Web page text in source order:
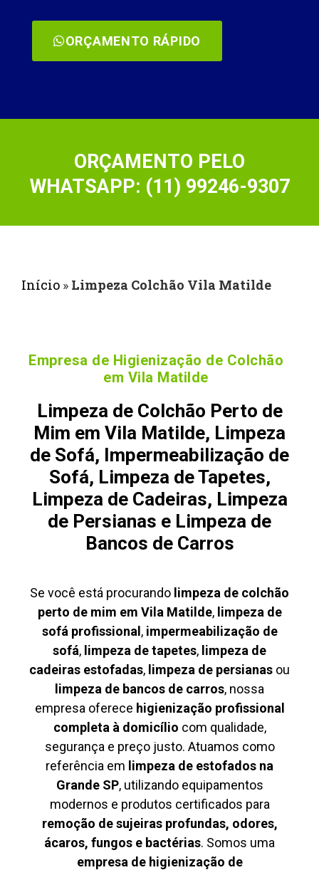
ORÇAMENTO RÁPIDO
ORÇAMENTO PELO
WHATSAPP: (11) 99246-9307
Início » Limpeza Colchão Vila Matilde
Empresa de Higienização de Colchão
em Vila Matilde
Limpeza de Colchão Perto de
Mim em Vila Matilde, Limpeza
de Sofá, Impermeabilização de
Sofá, Limpeza de Tapetes,
Limpeza de Cadeiras, Limpeza
de Persianas e Limpeza de
Bancos de Carros
Se você está procurando limpeza de colchão
perto de mim em Vila Matilde, limpeza de
sofá profissional , impermeabilização de
sofá, limpeza de tapetes, limpeza de
cadeiras estofadas, limpeza de persianas ou
limpeza de bancos de carros, nossa
empresa oferece higienização profissional
completa à domicílio com qualidade,
segurança e preço justo. Atuamos como
referência em limpeza de estofados na
Grande SP, utilizando equipamentos
modernos e produtos certificados para
remoção de sujeiras profundas, odores,
ácaros, fungos e bactérias. Somos uma
empresa de higienização de